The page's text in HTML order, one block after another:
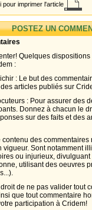
pour imprimer l'article
POSTEZ UN
Quelques
:
: Le but des
articles publiés sur
: Pour assurer des
Donnez à chacun le
sur des faits et des
des
vigueur. Sont notamment
ou injurieux,
utilisant des oeuvres
de ne pas valider tout
que tout commentaire
participation à Cridem!